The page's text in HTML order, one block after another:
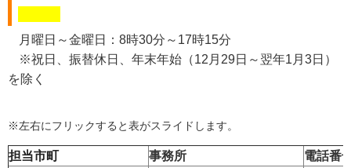
月曜日～金曜日：8時30分～17時15分
※祝日、振替休日、年末年始（12月29日～翌年1月3日）
を除く
※左右にフリックすると表がスライドします。
担当市町 事務所 電話番